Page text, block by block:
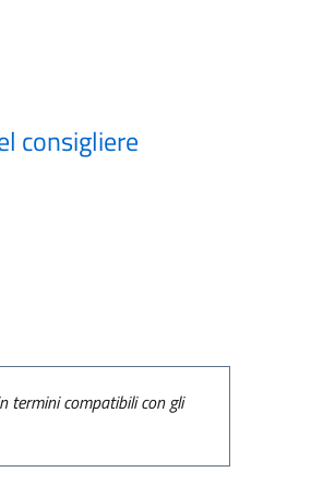
consigliere
termini compatibili con gli